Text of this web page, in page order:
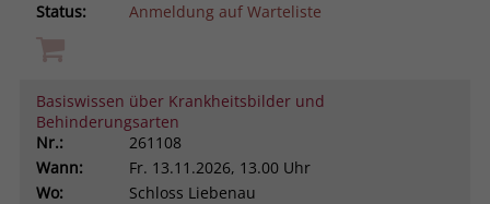
Status:
Anmeldung auf Warteliste
Basiswissen über Krankheitsbilder und
Behinderungsarten
Nr.:
261108
Wann:
Fr. 13.11.2026, 13.00 Uhr
Wo:
Schloss Liebenau